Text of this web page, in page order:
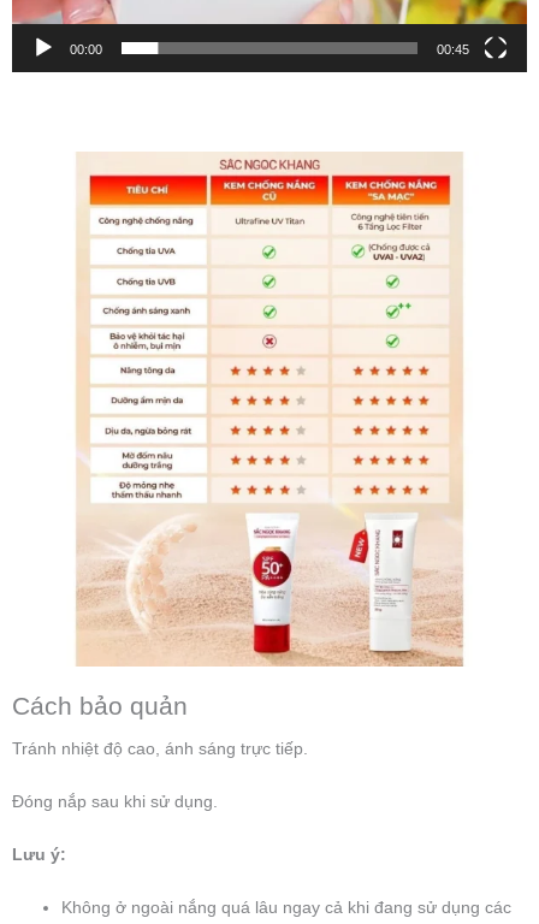
00:00 00:45
Cách bảo quản
Tránh nhiệt độ cao, ánh sáng trực tiếp.
Đóng nắp sau khi sử dụng.
Lưu ý:
Không ở ngoài nắng quá lâu ngay cả khi đang sử dụng các